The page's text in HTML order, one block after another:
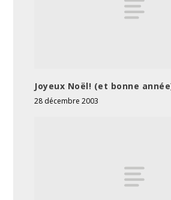
Joyeux Noël! (et bonne
28 décembre 2003